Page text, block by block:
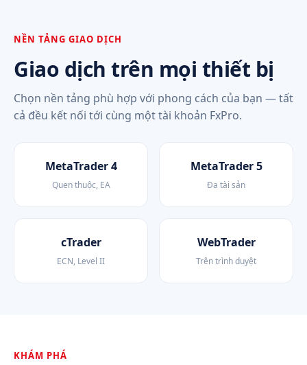
NỀN TẢNG GIAO DỊCH
Giao dịch trên mọi thiết bị
Chọn nền tảng phù hợp với phong cách của bạn — tất
cả đều kết nối tới cùng một tài khoản FxPro.
MetaTrader 4
Quen thuộc, EA
MetaTrader 5
Đa tài sản
cTrader
ECN, Level II
WebTrader
Trên trình duyệt
KHÁM PHÁ